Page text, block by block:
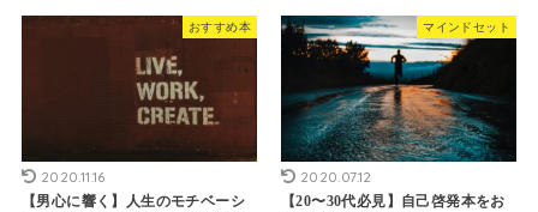
おすすめ本
2020.11.16
【男心に響く】人生のモチベーシ
マインドセット
2020.07.12
【20〜30代必見】自己啓発本をお